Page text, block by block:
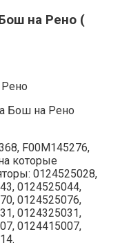
на Рено (
Рено
Бош на Рено
F00M145276,
которые
0124525028,
0124525044,
0124525076,
0124325031,
0124415007,